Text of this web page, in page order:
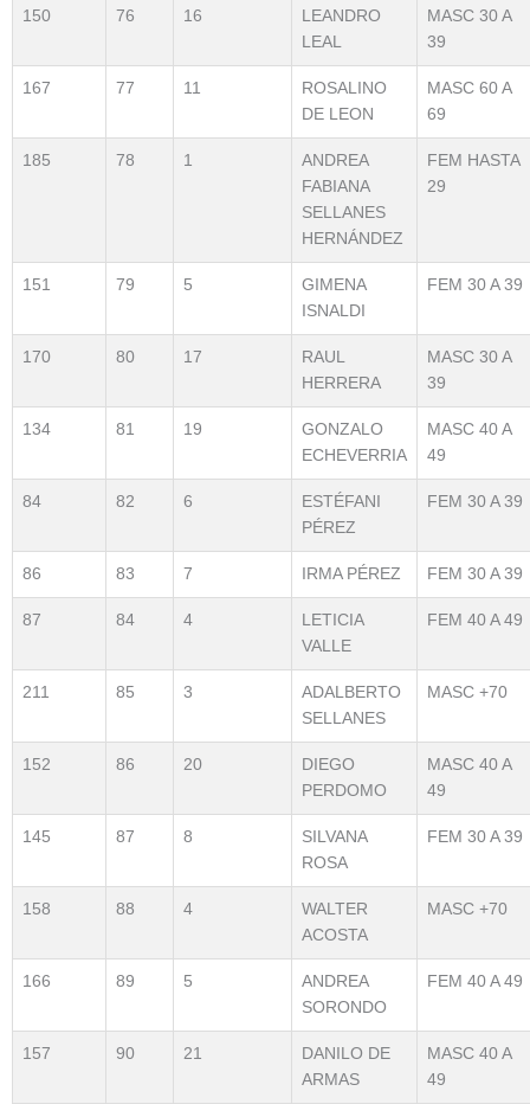
150 76 16
LEANDRO
LEAL
MASC 30 A
39
167 77 11
ROSALINO
DE LEON
MASC 60 A
69
185 78 1
ANDREA
FABIANA
SELLANES
HERNÁNDEZ
FEM HASTA
29
151 79 5
GIMENA
ISNALDI
FEM 30 A 39
170 80 17
RAUL
HERRERA
MASC 30 A
39
134 81 19
GONZALO
ECHEVERRIA
MASC 40 A
49
84 82 6
ESTÉFANI
PÉREZ
FEM 30 A 39
86 83 7 IRMA PÉREZ FEM 30 A 39
87 84 4
LETICIA
VALLE
FEM 40 A 49
211 85 3
ADALBERTO
SELLANES
MASC +70
152 86 20
DIEGO
PERDOMO
MASC 40 A
49
145 87 8
SILVANA
ROSA
FEM 30 A 39
158 88 4
WALTER
ACOSTA
MASC +70
166 89 5
ANDREA
SORONDO
FEM 40 A 49
157 90 21
DANILO DE
ARMAS
MASC 40 A
49